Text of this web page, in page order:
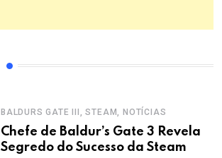
BALDURS GATE III, STEAM, NOTÍCIAS
Chefe de Baldur’s Gate 3 Revela
Segredo do Sucesso da Steam